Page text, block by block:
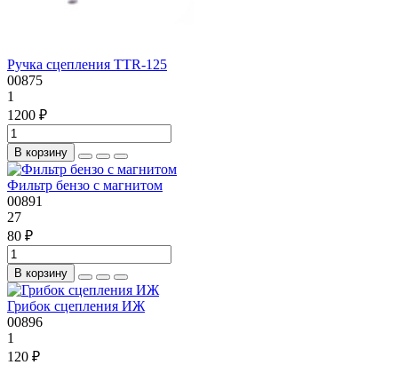
Ручка сцепления TTR-125
00875
1
1200 ₽
В корзину
Фильтр бензо с магнитом
00891
27
80 ₽
В корзину
Грибок сцепления ИЖ
00896
1
120 ₽